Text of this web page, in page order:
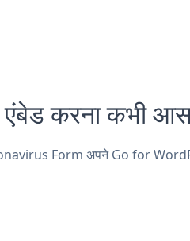
करना कभी
Form अपने Go for